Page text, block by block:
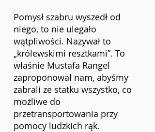
Pomysł szabru wyszedł od
niego, to nie ulegało
wątpliwości. Nazywał to
„królewskimi resztkami”. To
właśnie Mustafa Rangel
zaproponował nam, abyśmy
zabrali ze statku wszystko, co
możliwe do
przetransportowania przy
pomocy ludzkich rąk.